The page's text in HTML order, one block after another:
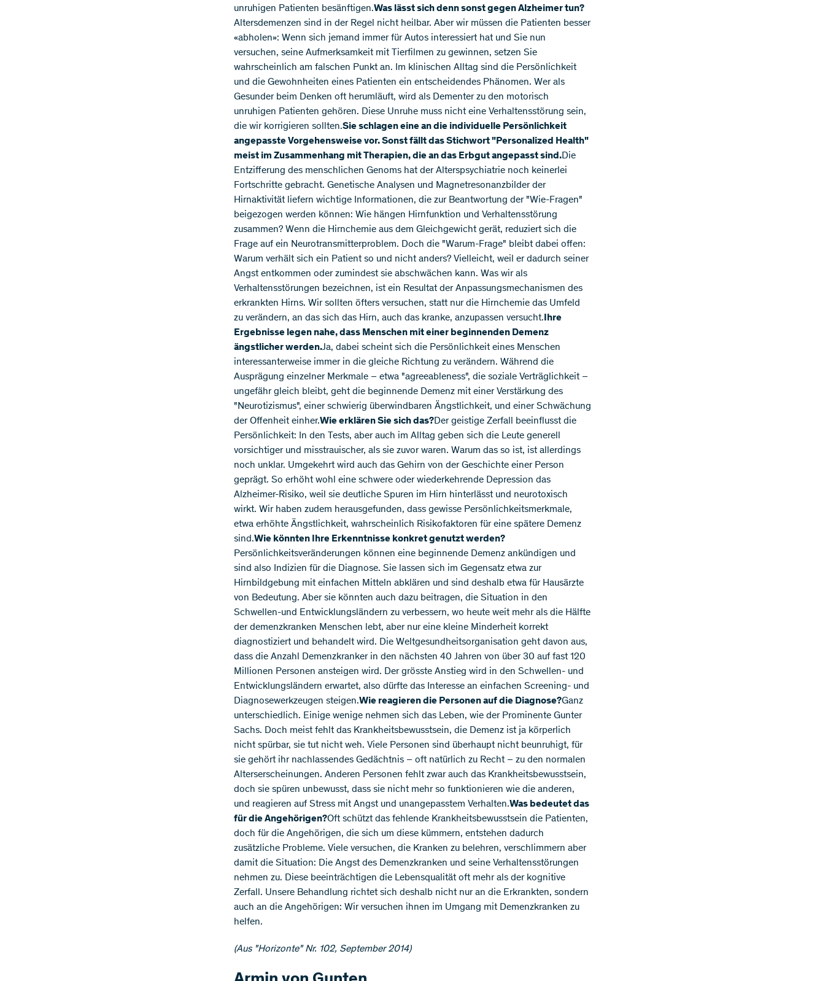
unruhigen Patienten besänftigen.Was lässt sich denn sonst gegen Alzheimer tun?
Altersdemenzen sind in der Regel nicht heilbar. Aber wir müssen die Patienten besser
«abholen»: Wenn sich jemand immer für Autos interessiert hat und Sie nun
versuchen, seine Aufmerksamkeit mit Tierfilmen zu gewinnen, setzen Sie
wahrscheinlich am falschen Punkt an. Im klinischen Alltag sind die Persönlichkeit
und die Gewohnheiten eines Patienten ein entscheidendes Phänomen. Wer als
Gesunder beim Denken oft herumläuft, wird als Dementer zu den motorisch
unruhigen Patienten gehören. Diese Unruhe muss nicht eine Verhaltensstörung sein,
die wir korrigieren sollten.Sie schlagen eine an die individuelle Persönlichkeit
angepasste Vorgehensweise vor. Sonst fällt das Stichwort "Personalized Health"
meist im Zusammenhang mit Therapien, die an das Erbgut angepasst sind.Die
Entzifferung des menschlichen Genoms hat der Alterspsychiatrie noch keinerlei
Fortschritte gebracht. Genetische Analysen und Magnetresonanzbilder der
Hirnaktivität liefern wichtige Informationen, die zur Beantwortung der "Wie-Fragen"
beigezogen werden können: Wie hängen Hirnfunktion und Verhaltensstörung
zusammen? Wenn die Hirnchemie aus dem Gleichgewicht gerät, reduziert sich die
Frage auf ein Neurotransmitterproblem. Doch die "Warum-Frage" bleibt dabei offen:
Warum verhält sich ein Patient so und nicht anders? Vielleicht, weil er dadurch seiner
Angst entkommen oder zumindest sie abschwächen kann. Was wir als
Verhaltensstörungen bezeichnen, ist ein Resultat der Anpassungsmechanismen des
erkrankten Hirns. Wir sollten öfters versuchen, statt nur die Hirnchemie das Umfeld
zu verändern, an das sich das Hirn, auch das kranke, anzupassen versucht.Ihre
Ergebnisse legen nahe, dass Menschen mit einer beginnenden Demenz
ängstlicher werden.Ja, dabei scheint sich die Persönlichkeit eines Menschen
interessanterweise immer in die gleiche Richtung zu verändern. Während die
Ausprägung einzelner Merkmale – etwa "agreeableness", die soziale Verträglichkeit –
ungefähr gleich bleibt, geht die beginnende Demenz mit einer Verstärkung des
"Neurotizismus", einer schwierig überwindbaren Ängstlichkeit, und einer Schwächung
der Offenheit einher.Wie erklären Sie sich das?Der geistige Zerfall beeinflusst die
Persönlichkeit: In den Tests, aber auch im Alltag geben sich die Leute generell
vorsichtiger und misstrauischer, als sie zuvor waren. Warum das so ist, ist allerdings
noch unklar. Umgekehrt wird auch das Gehirn von der Geschichte einer Person
geprägt. So erhöht wohl eine schwere oder wiederkehrende Depression das
Alzheimer-Risiko, weil sie deutliche Spuren im Hirn hinterlässt und neurotoxisch
wirkt. Wir haben zudem herausgefunden, dass gewisse Persönlichkeitsmerkmale,
etwa erhöhte Ängstlichkeit, wahrscheinlich Risikofaktoren für eine spätere Demenz
sind.Wie könnten Ihre Erkenntnisse konkret genutzt werden?
Persönlichkeitsveränderungen können eine beginnende Demenz ankündigen und
sind also Indizien für die Diagnose. Sie lassen sich im Gegensatz etwa zur
Hirnbildgebung mit einfachen Mitteln abklären und sind deshalb etwa für Hausärzte
von Bedeutung. Aber sie könnten auch dazu beitragen, die Situation in den
Schwellen-und Entwicklungsländern zu verbessern, wo heute weit mehr als die Hälfte
der demenzkranken Menschen lebt, aber nur eine kleine Minderheit korrekt
diagnostiziert und behandelt wird. Die Weltgesundheitsorganisation geht davon aus,
dass die Anzahl Demenzkranker in den nächsten 40 Jahren von über 30 auf fast 120
Millionen Personen ansteigen wird. Der grösste Anstieg wird in den Schwellen- und
Entwicklungsländern erwartet, also dürfte das Interesse an einfachen Screening- und
Diagnosewerkzeugen steigen.Wie reagieren die Personen auf die Diagnose?Ganz
unterschiedlich. Einige wenige nehmen sich das Leben, wie der Prominente Gunter
Sachs. Doch meist fehlt das Krankheitsbewusstsein, die Demenz ist ja körperlich
nicht spürbar, sie tut nicht weh. Viele Personen sind überhaupt nicht beunruhigt, für
sie gehört ihr nachlassendes Gedächtnis – oft natürlich zu Recht – zu den normalen
Alterserscheinungen. Anderen Personen fehlt zwar auch das Krankheitsbewusstsein,
doch sie spüren unbewusst, dass sie nicht mehr so funktionieren wie die anderen,
und reagieren auf Stress mit Angst und unangepasstem Verhalten.Was bedeutet das
für die Angehörigen?Oft schützt das fehlende Krankheitsbewusstsein die Patienten,
doch für die Angehörigen, die sich um diese kümmern, entstehen dadurch
zusätzliche Probleme. Viele versuchen, die Kranken zu belehren, verschlimmern aber
damit die Situation: Die Angst des Demenzkranken und seine Verhaltensstörungen
nehmen zu. Diese beeinträchtigen die Lebensqualität oft mehr als der kognitive
Zerfall. Unsere Behandlung richtet sich deshalb nicht nur an die Erkrankten, sondern
auch an die Angehörigen: Wir versuchen ihnen im Umgang mit Demenzkranken zu
helfen.
(Aus "Horizonte" Nr. 102, September 2014)